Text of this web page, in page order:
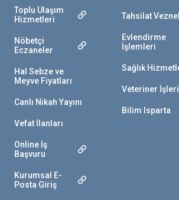
Toplu Ulaşım
Hizmetleri
Nöbetçi
Eczaneler
Hal Sebze ve
Meyve Fiyatları
Canlı Nikah Yayını
Vefat İlanları
Online İş
Başvuru
Kurumsal E-
Posta Giriş
Tahsilat
Evlendirme
İşlemleri
Sağlık
Veteriner İşleri
Bilim Isparta